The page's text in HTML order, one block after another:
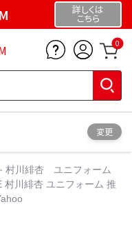
詳しくは
こちら
0
変更
村川緋杏 ユニフォーム
川緋杏 ユニフォーム 推